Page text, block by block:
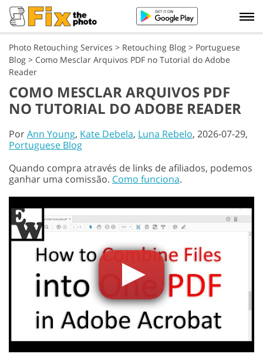
Photo Retouching Services > Retouching Blog > Portuguese
Blog > Como Mesclar Arquivos PDF no Tutorial do Adobe
Reader
COMO MESCLAR ARQUIVOS PDF
NO TUTORIAL DO ADOBE READER
PorAnn Young, Kate Debela, Luna Rebelo, 2026-07-29,
Portuguese Blog
Quando compra através de links de afiliados, podemos
ganhar uma comissão. Como funciona.